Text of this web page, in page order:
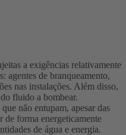
a exigências relativamente
agentes de branqueamento,
nas instalações. Além disso,
fluido a bombear.
não entupam, apesar das
de forma energeticamente
de água e energia.